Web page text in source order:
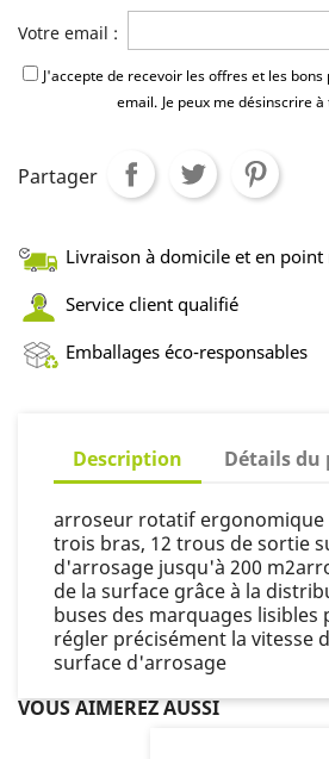
Votre email :
J'accepte de recevoir les offres et les
email. Je peux me désinscrire
Partager
Livraison à domicile et en
Service client qualifié
Emballages éco-responsables
Description Détails
arroseur rotatif ergonomique
trois bras, 12 trous de sortie
d'arrosage jusqu'à 200
de la surface grâce à la
buses des marquages
régler précisément la vitesse
surface d'arrosage
VOUS AIMEREZ AUSSI